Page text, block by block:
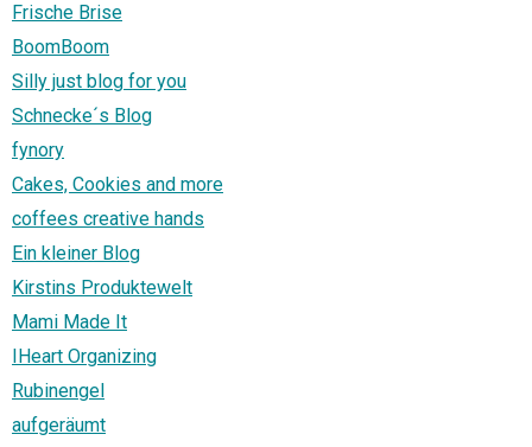
Frische Brise
BoomBoom
Silly just blog for you
Schnecke´s Blog
fynory
Cakes, Cookies and more
coffees creative hands
Ein kleiner Blog
Kirstins Produktewelt
Mami Made It
IHeart Organizing
Rubinengel
aufgeräumt